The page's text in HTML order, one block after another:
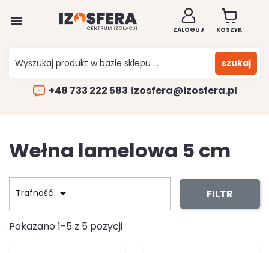

ZALOGUJ KOSZYK
szukaj
+48 733 222 583 izosfera@izosfera.pl
Wełna lamelowa 5 cm
Trafność  FILTR
Pokazano 1-5 z 5 pozycji